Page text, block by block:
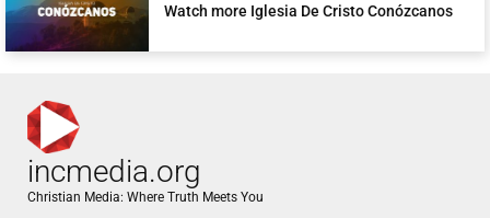
Watch more Iglesia De Cristo Conózcanos
incmedia.org
Christian Media: Where Truth Meets You